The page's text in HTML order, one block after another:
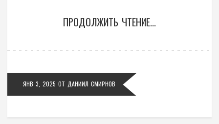
факты о рыболовных хитростях и эффективных
ПРОДОЛЖИТЬ ЧТЕНИЕ...
ЯНВ 3, 2025 ОТ ДАНИИЛ СМИРНОВ